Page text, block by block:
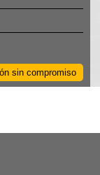
sin compromiso